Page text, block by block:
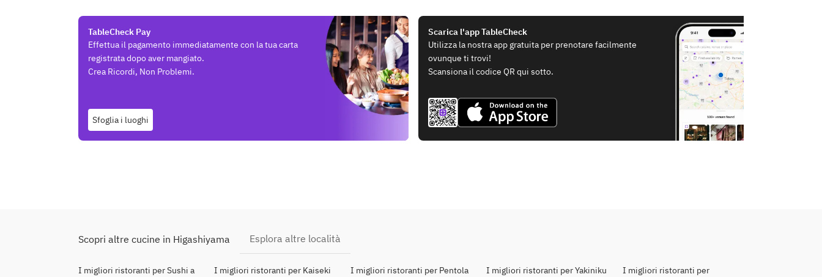
TableCheck Pay
Effettua il pagamento immediatamente con la tua carta
registrata dopo aver mangiato.
Crea Ricordi, Non Problemi.
Sfoglia i luoghi
Scarica l'app TableCheck
Utilizza la nostra app gratuita per prenotare facilmente
ovunque ti trovi!
Scansiona il codice QR qui sotto.
Scopri altre cucine in Higashiyama Esplora altre località
I migliori ristoranti per Sushi a
I migliori ristoranti per Kaiseki
I migliori ristoranti per Pentola
I migliori ristoranti per Yakiniku
I migliori ristoranti per